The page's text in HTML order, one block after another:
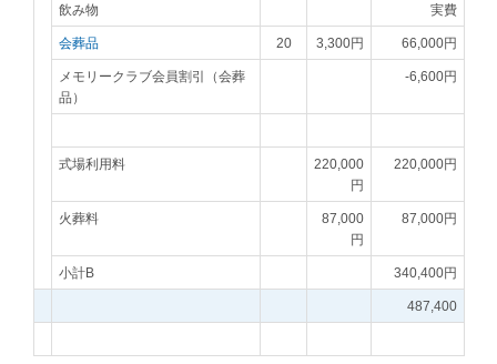
飲み物 実費
会葬品 20 3,300円 66,000円
メモリークラブ会員割引（会葬
品）
-6,600円
式場利用料
220,000
円
220,000円
火葬料
87,000
円
87,000円
小計B 340,400円
487,400